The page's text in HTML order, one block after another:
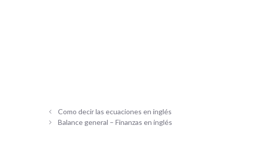
Como decir las ecuaciones en inglés
Balance general – Finanzas en inglés